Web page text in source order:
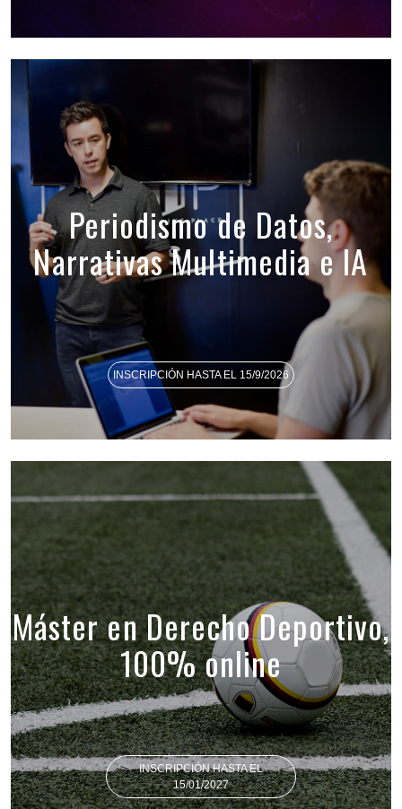
Periodismo de Datos,
Narrativas Multimedia e IA
INSCRIPCIÓN HASTA EL 15/9/2026
Máster en Derecho Deportivo,
100% online
INSCRIPCIÓN HASTA EL
15/01/2027